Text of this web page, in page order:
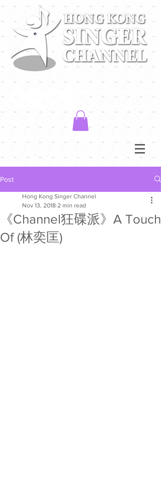
Post
《Channel狂碟派》A Touch
Of (林奕匡)
Hong Kong Singer Channel
Nov 13, 2018 2 min read